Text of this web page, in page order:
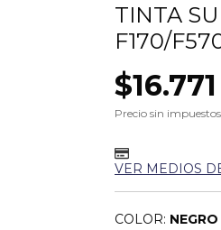
TINTA
F170/
$16.771
Precio sin impuestos
VER MEDIOS
COLOR: NEGRO